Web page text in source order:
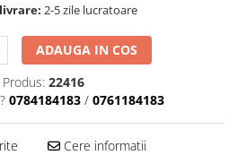
2-5 zile lucratoare
ADAUGA IN COS
22416
0784184183 / 0761184183
Cere informatii